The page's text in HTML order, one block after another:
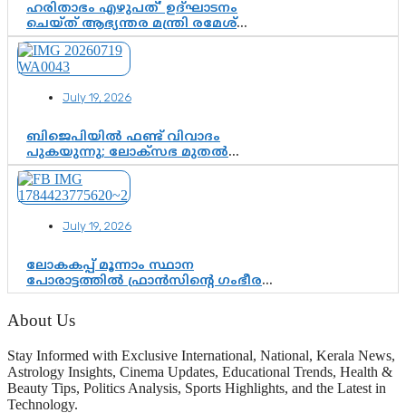
ഹരിതാഭം എഴുപത്’ ഉദ്ഘാടനം
ചെയ്ത് ആഭ്യന്തര മന്ത്രി രമേശ്
ചെന്നിത്തല; ആർ. ഹരികുമാറിന്റെ
സപ്തതി ആഘോഷങ്ങൾക്ക്
പ്രൗഢമായ തുടക്കം
July 19, 2026
ബിജെപിയിൽ ഫണ്ട് വിവാദം
പുകയുന്നു; ലോക്സഭ മുതൽ
നിയമസഭ വരെ 140 മണ്ഡലങ്ങളിലെ
ഫണ്ട് വിനിയോഗം
പരിശോധിക്കുമോ? കേന്ദ്രത്തിനും
ഘടകത്തോട് അതൃപ്തി
July 19, 2026
ലോകകപ്പ് മൂന്നാം സ്ഥാന
പോരാട്ടത്തിൽ ഫ്രാൻസിന്റെ ഗംഭീര
തിരിച്ചുവരവ്; ഗോൾവേട്ടയിൽ
മെസ്സിയെ മറികടന്ന് എംബാപ്പെ
About Us
Stay Informed with Exclusive International, National, Kerala News,
Astrology Insights, Cinema Updates, Educational Trends, Health &
Beauty Tips, Politics Analysis, Sports Highlights, and the Latest in
Technology.